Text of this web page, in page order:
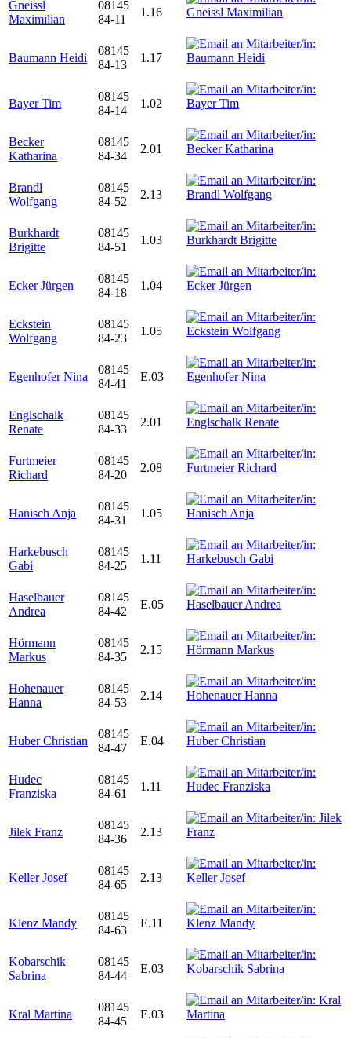
Gneissl
Maximilian
08145
84-11
1.16
Baumann Heidi
08145
84-13
1.17
Bayer Tim
08145
84-14
1.02
Becker
Katharina
08145
84-34
2.01
Brandl
Wolfgang
08145
84-52
2.13
Burkhardt
Brigitte
08145
84-51
1.03
Ecker Jürgen
08145
84-18
1.04
Eckstein
Wolfgang
08145
84-23
1.05
Egenhofer Nina
08145
84-41
E.03
Englschalk
Renate
08145
84-33
2.01
Furtmeier
Richard
08145
84-20
2.08
Hanisch Anja
08145
84-31
1.05
Harkebusch
Gabi
08145
84-25
1.11
Haselbauer
Andrea
08145
84-42
E.05
Hörmann
Markus
08145
84-35
2.15
Hohenauer
Hanna
08145
84-53
2.14
Huber Christian
08145
84-47
E.04
Hudec
Franziska
08145
84-61
1.11
Jilek Franz
08145
84-36
2.13
Keller Josef
08145
84-65
2.13
Klenz Mandy
08145
84-63
E.11
Kobarschik
Sabrina
08145
84-44
E.03
Kral Martina
08145
84-45
E.03